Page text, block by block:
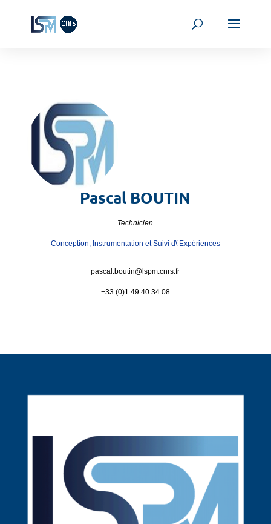
Pascal BOUTIN
Technicien
Conception, Instrumentation et Suivi d\’Expériences
pascal.boutin@ lspm.cnrs.fr
+33 (0)1 49 40 34 08